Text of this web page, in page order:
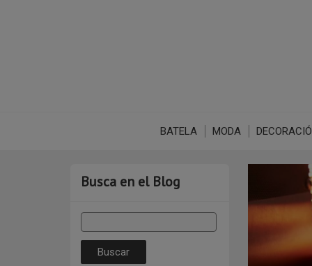
BATELA MODA
Busca en el Blog